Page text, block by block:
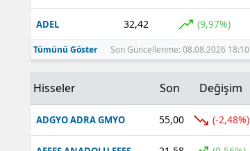
ADEL 32,42 (9,97%)
Tümünü Göster Son Güncellenme: 08.08.2026 18:10
Hisseler Son Değişim
ADGYO ADRA GMYO 55,00 (-2,48%)